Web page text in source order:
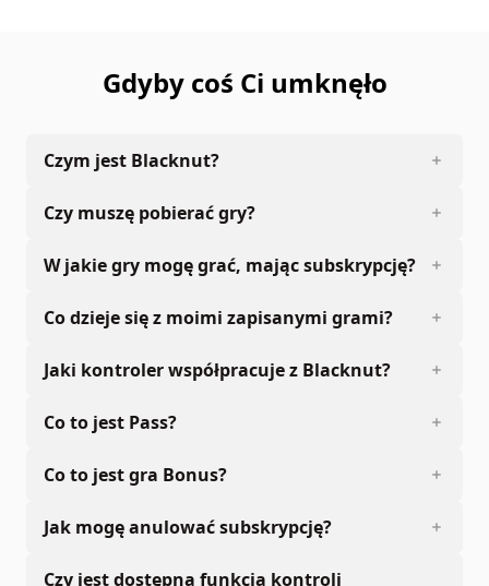
Gdyby coś Ci umknęło
Czym jest Blacknut?
Czy muszę pobierać gry?
W jakie gry mogę grać, mając subskrypcję?
Co dzieje się z moimi zapisanymi grami?
Jaki kontroler współpracuje z Blacknut?
Co to jest Pass?
Co to jest gra Bonus?
Jak mogę anulować subskrypcję?
Czy jest dostępna funkcja kontroli